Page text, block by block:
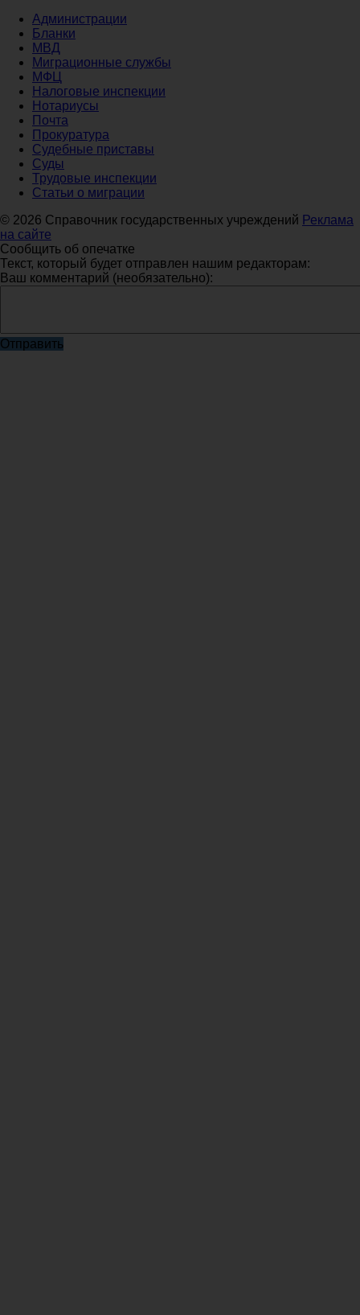
Администрации
Бланки
МВД
Миграционные службы
МФЦ
Налоговые инспекции
Нотариусы
Почта
Прокуратура
Судебные приставы
Суды
Трудовые инспекции
Статьи о миграции
© 2026 Справочник государственных учреждений Реклама
на сайте
Сообщить об опечатке
Текст, который будет отправлен нашим редакторам:
Ваш комментарий (необязательно):
Отправить